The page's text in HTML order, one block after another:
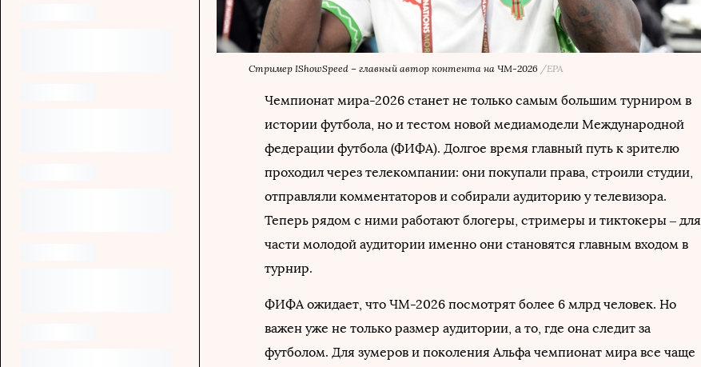
Стример IShowSpeed – главный автор контента на ЧМ-2026 /EPA
Чемпионат мира-2026 станет не только самым большим турниром в
истории футбола, но и тестом новой медиамодели Международной
федерации футбола (ФИФА). Долгое время главный путь к зрителю
проходил через телекомпании: они покупали права, строили студии,
отправляли комментаторов и собирали аудиторию у телевизора.
Теперь рядом с ними работают блогеры, стримеры и тиктокеры – для
части молодой аудитории именно они становятся главным входом в
турнир.
ФИФА ожидает, что ЧМ-2026 посмотрят более 6 млрд человек. Но
важен уже не только размер аудитории, а то, где она следит за
футболом. Для зумеров и поколения Альфа чемпионат мира все чаще